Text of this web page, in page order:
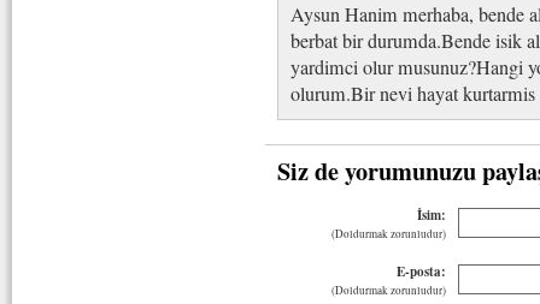
Aysun Hanim merhaba, bende
berbat bir durumda.Bende isik
yardimci olur musunuz?Hangi
olurum.Bir nevi hayat kurtarmis
Siz de yorumunuzu
İsim:
(Doldurmak zorunludur)
E-posta:
(Doldurmak zorunludur)